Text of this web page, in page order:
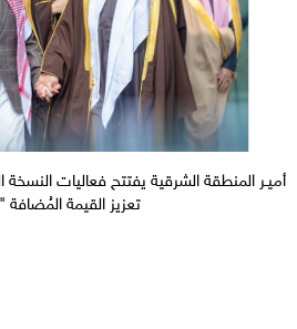
أميـر المنطقة الشرقية يفتتح فعاليات
تعزيز القيمة المُضافة